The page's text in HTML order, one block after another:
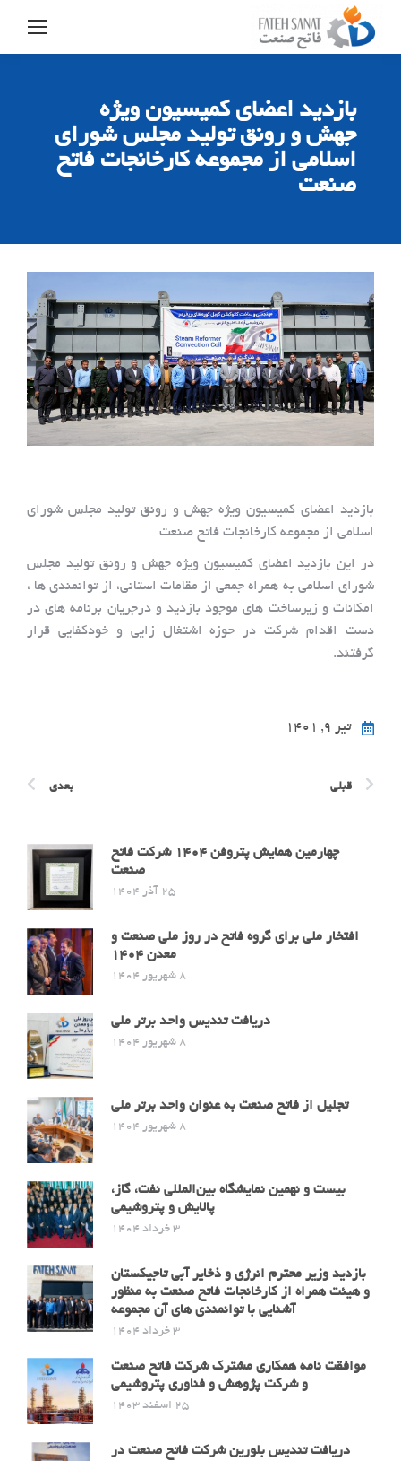
بازدید اعضای کمیسیون ویژه
جهش و رونق تولید مجلس شورای
اسلامی از مجموعه کارخانجات فاتح
صنعت
بازدید اعضای کمیسیون ویژه جهش و رونق تولید مجلس شورای
اسلامی از مجموعه کارخانجات فاتح صنعت
در این بازدید اعضای کمیسیون ویژه جهش و رونق تولید مجلس
شورای اسلامی به همراه جمعی از مقامات استانی، از توانمندی ها ،
امکانات و زیرساخت های موجود بازدید و درجریان برنامه های در
دست اقدام شرکت در حوزه اشتغال زایی و خودکفایی قرار
گرفتند.
تیر ۹, ۱۴۰۱
قبلی بعدی
چهارمین همایش پتروفن ۱۴۰۴ شرکت فاتح
صنعت
25 آذر 1404
افتخار ملی برای گروه فاتح در روز ملی صنعت و
معدن 1404
8 شهریور 1404
دریافت تندیس واحد برتر ملی
8 شهریور 1404
تجلیل از فاتح صنعت به عنوان واحد برتر ملی
8 شهریور 1404
بیست و نهمین نمایشگاه بین‌المللی نفت، گاز،
پالایش و پتروشیمی
3 خرداد 1404
بازدید وزیر محترم انرژی و ذخایر آبی تاجیکستان
و هیئت همراه از کارخانجات فاتح صنعت به منظور
آشنایی با توانمندی های آن مجموعه
3 خرداد 1404
موافقت نامه همکاری مشترک شرکت فاتح صنعت
و شرکت پژوهش و فناوری پتروشیمی
25 اسفند 1403
دریافت تندیس بلورین شرکت فاتح صنعت در